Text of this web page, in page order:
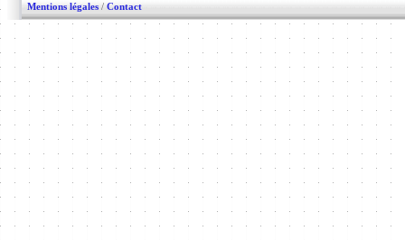
Mentions légales / Contact